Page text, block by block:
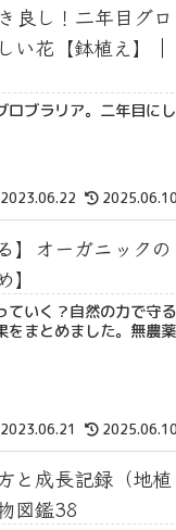
良し！二年目グロ
い花【鉢植え】｜
ロブラリア。二年目にし
2023.06.22 2025.06.10
】オーガニックの
ていく？自然の力で守る
をまとめました。無農薬
2023.06.21 2025.06.10
と成長記録（地植
図鑑38